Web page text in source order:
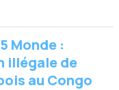
Monde :
illégale de
au Congo